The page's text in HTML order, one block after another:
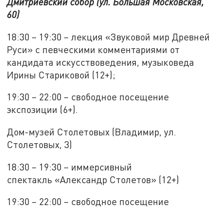
60)
18:30 – 19:30 – лекция «Звуковой мир Древней
Руси» с певческими комментариями от
кандидата искусствоведения, музыковеда
Ирины Стариковой (12+);
19:30 – 22:00 – свободное посещение
экспозиции (6+).
Дом-музей Столетовых (Владимир, ул.
Столетовых, 3)
18:30 – 19:30 – иммерсивный
спектакль «Александр Столетов» (12+)
19:30 – 22:00 – свободное посещение